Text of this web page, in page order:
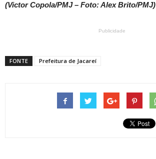
(Victor Copola/PMJ – Foto: Alex Brito/PMJ)
Publicidade
FONTE Prefeitura de Jacareí